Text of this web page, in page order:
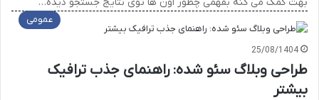
عمومی
25/08/1404
طراحی وبلاگ سئو شده: راهنمای جذب ترافیک
بیشتر